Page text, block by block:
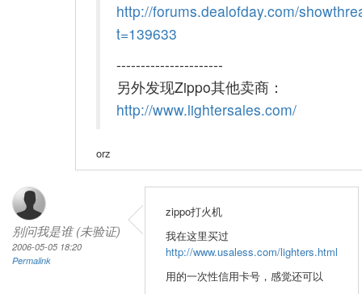
http://forums.dealofday.com/
t=139633
----------------------
另外发现Zippo其他卖商：
http://www.lightersales.com/
orz
别问我是谁 (未验证)
2006-05-05 18:20
Permalink
zippo打火机
我在这里买过
http://www.usaless.com/lighters.html
用的一次性信用卡号，感觉还可以